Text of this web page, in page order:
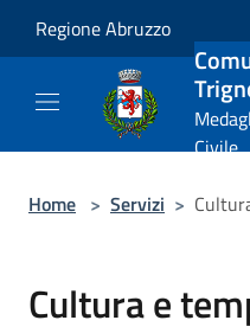
Regione Abruzzo
Civile
Home > Servizi >
Cultura e